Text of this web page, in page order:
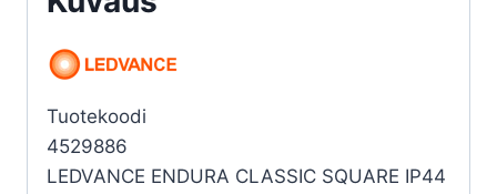
Tuotekoodi
4529886
LEDVANCE ENDURA CLASSIC SQUARE IP44